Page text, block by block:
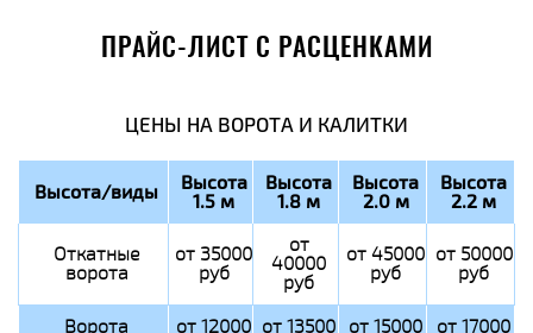
ПРАЙС-ЛИСТ С РАСЦЕНКАМИ
ЦЕНЫ НА ВОРОТА И КАЛИТКИ
Высота/виды Высота
1.5 м
Высота
1.8 м
Высота
2.0 м
Высота
2.2 м
Откатные
ворота
от 35000
руб
от
40000
руб
от 45000
руб
от 50000
руб
Ворота от 12000 от 13500 от 15000 от 17000